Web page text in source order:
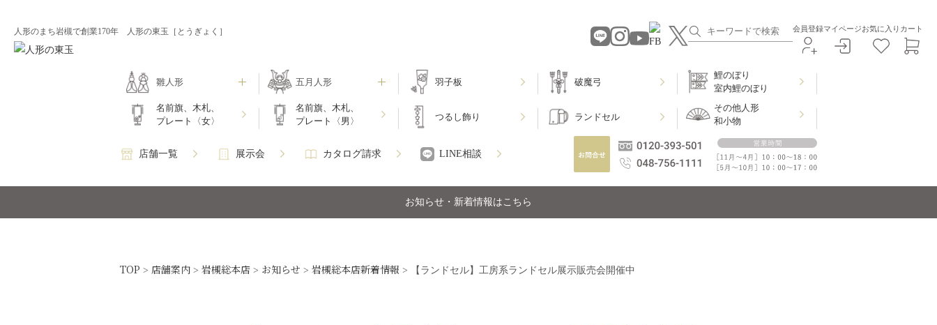
人形のまち岩槻で創業170年 人形の東玉［とうぎょく］ 会員登録マイページお気に入り カート
雛人形 五月人形 羽子板 破魔弓
鯉のぼり
室内鯉のぼり
名前旗、木札、
プレート〈女〉
名前旗、木札、
プレート〈男〉
つるし飾り ランドセル
その他人形
和小物
店舗一覧 展示会 カタログ請求 LINE相談
お知らせ・新着情報はこちら
TOP > 店舗案内 > 岩槻総本店 > お知らせ > 岩槻総本店新着情報 > 【ランドセル】工房系ランドセル展示販売会開催中